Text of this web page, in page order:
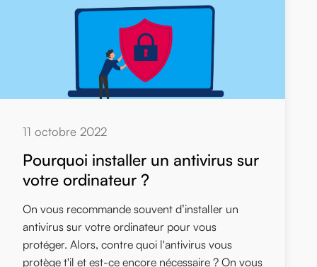
11 octobre 2022
Pourquoi installer un antivirus sur
votre ordinateur ?
On vous recommande souvent d’installer un
antivirus sur votre ordinateur pour vous
protéger. Alors, contre quoi l'antivirus vous
protège t'il et est-ce encore nécessaire ? On vous